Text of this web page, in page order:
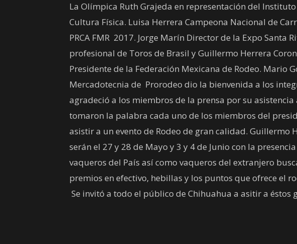
La Olímpica Ruth Grajeda en representación del
Cultura Física. Luisa Herrera Campeona Nacional de
PRCA FMR 2017. Jorge Marín Director de la Expo Santa
profesional de Toros de Brasil y Guillermo Herrera
Presidente de la Federación Mexicana de Rodeo. Mario
Mercadotecnia de Prorodeo dio la bienvenida a los
agradeció a los miembros de la prensa por su asistencia
tomaron la palabra cada uno de los miembros del
asistir a un evento de Rodeo de gran calidad. Guillermo
serán el 27 y 28 de Mayo y 3 y 4 de Junio con la
vaqueros del País así como vaqueros del extranjero
premios en efectivo, hebillas y los puntos que ofrece el
Se invitó a todo el público de Chihuahua a asitir a éstos